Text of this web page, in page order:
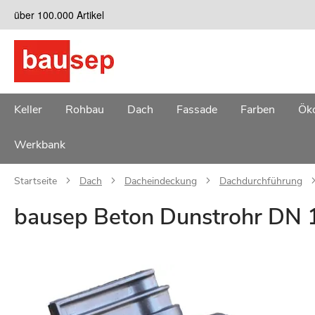
Zum
Inhalt
springen
über 100.000 Artikel
Keller Rohbau Dach Fassade Farben
Werkbank
Startseite Dach Dacheindeckung Dachdurchführung
bausep Beton Dunstrohr